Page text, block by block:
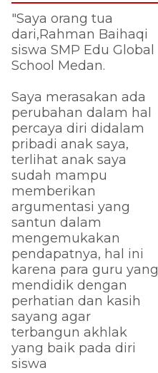
"Saya orang tua
dari,Rahman Baihaqi
siswa SMP Edu Global
School Medan.
Saya merasakan ada
perubahan dalam hal
percaya diri didalam
pribadi anak saya,
terlihat anak saya
sudah mampu
memberikan
argumentasi yang
santun dalam
mengemukakan
pendapatnya, hal ini
karena para guru yang
mendidik dengan
perhatian dan kasih
sayang agar
terbangun akhlak
yang baik pada diri
siswa